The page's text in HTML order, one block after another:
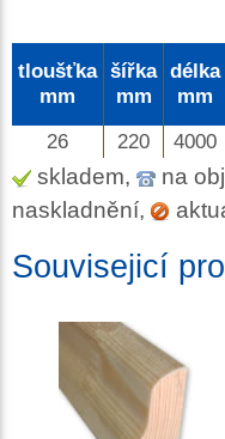
tloušťka
mm
šířka
mm
délka
mm
26 220 4000
skladem, na
naskladnění,
Souvisejicí